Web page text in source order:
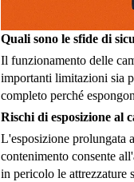
Quali sono le sfide di
Il funzionamento delle
importanti limitazioni sia
completo perché
Rischi di esposizione al
L'esposizione prolungata
contenimento consente
in pericolo le attrezzature